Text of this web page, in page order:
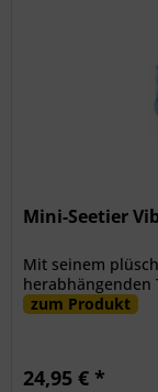
Mini-Seetier
Mit seinem
herabhängenden
zum Produkt
24,95 € *